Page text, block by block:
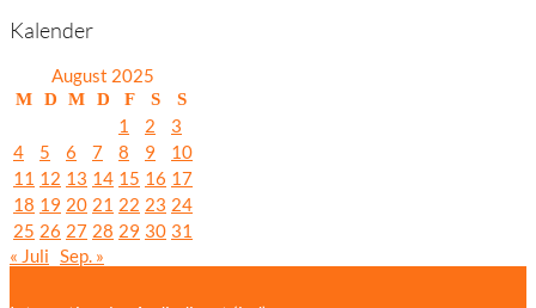
Kalender
August 2025
M D M D F S S
1 2
3
4
5 6 7 8 9
10
11 12 13 14 15 16 17
18 19 20 21 22 23 24
25 26 27 28 29 30 31
« Juli Sep. »